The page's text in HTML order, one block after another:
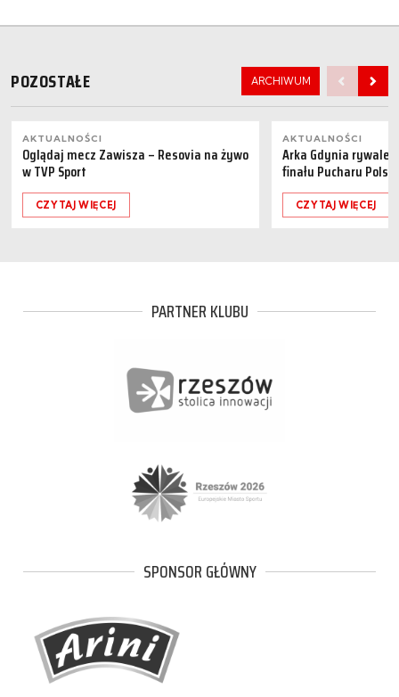
POZOSTAŁE ARCHIWUM
AKTUALNOŚCI
Oglądaj mecz Zawisza – Resovia na żywo
w TVP Sport
CZYTAJ WIĘCEJ
AKTUALNOŚCI
Arka Gdynia
finału Pucharu Polski
CZYTAJ WIĘCEJ
PARTNER KLUBU
SPONSOR GŁÓWNY